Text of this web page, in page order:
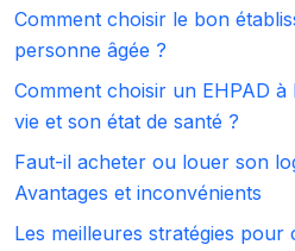
Comment choisir le bon
personne âgée ?
Comment choisir un EHPAD
vie et son état de santé ?
Faut-il acheter ou louer son
Avantages et inconvénients
Les meilleures stratégies